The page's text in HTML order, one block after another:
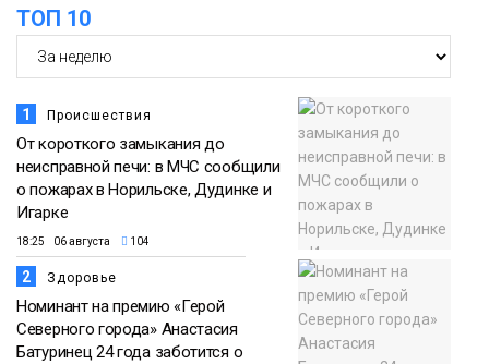
ТОП 10
1 Происшествия
От короткого замыкания до
неисправной печи: в МЧС сообщили
о пожарах в Норильске, Дудинке и
Игарке
18:25 06 августа 104
2 Здоровье
Номинант на премию «Герой
Северного города» Анастасия
Батуринец 24 года заботится о